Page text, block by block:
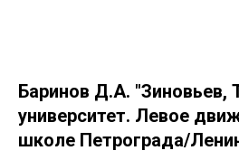
Баринов Д.А. "Зиновьев,
университет. Левое
школе Петрограда/